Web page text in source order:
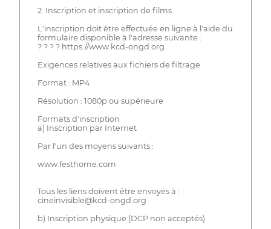
2. Inscription et inscription de films
L'inscription doit être effectuée en ligne à l'aide du
formulaire disponible à l'adresse suivante :
? ? ? ? https://www.kcd-ongd.org
Exigences relatives aux fichiers de filtrage
Format : MP4
Résolution : 1080p ou supérieure
Formats d'inscription
a) Inscription par Internet
Par l'un des moyens suivants :
www.festhome.com
Tous les liens doivent être envoyés à :
cineinvisible@kcd-ongd.org
b) Inscription physique (DCP non acceptés)